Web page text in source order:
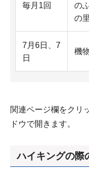
毎月1回
の
の里
7月6日、7
日
機
関連ページ欄をクリ
ドウで開きます。
ハイキングの際